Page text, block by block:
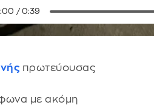
πρωτεύουσας
με ακόμη